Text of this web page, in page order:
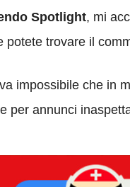
Spotlight, mi
potete trovare il
impossibile che in
per annunci